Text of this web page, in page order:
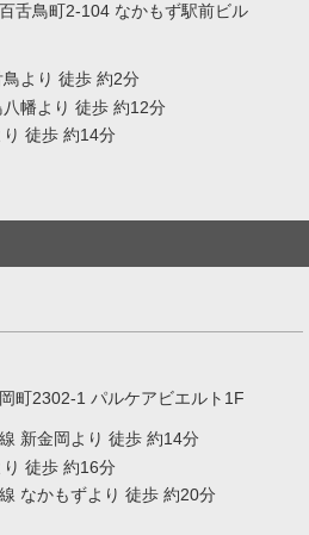
舌鳥町2-104 なかもず駅前ビル
より 徒歩 約2分
幡より 徒歩 約12分
徒歩 約14分
町2302-1 パルケアビエルト1F
新金岡より 徒歩 約14分
徒歩 約16分
なかもずより 徒歩 約20分